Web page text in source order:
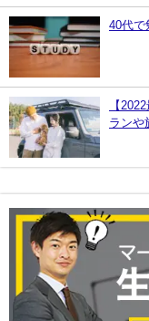
40代で
【
ランや